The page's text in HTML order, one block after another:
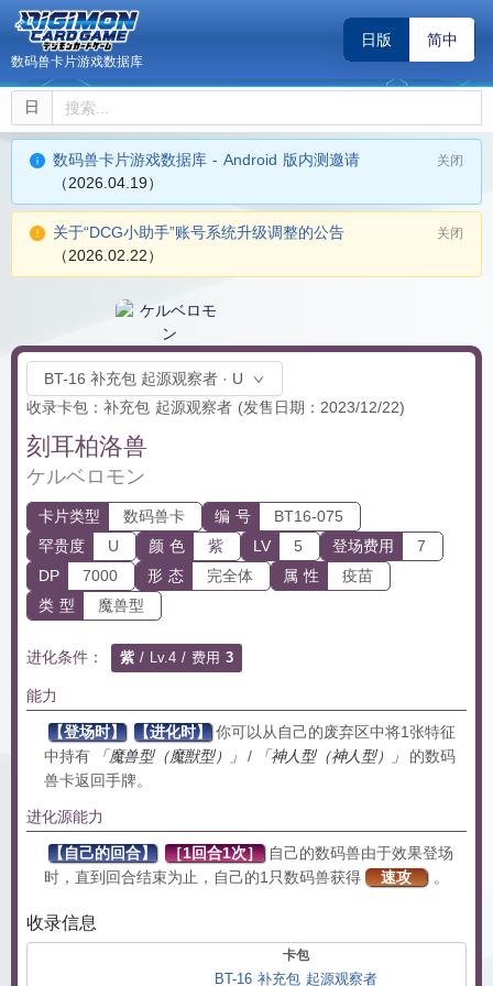
数码兽卡片游戏数据库
日版 简中
日
数码兽卡片游戏数据库 - Android 版内测邀请
（2026.04.19）
关闭
关于“DCG小助手”账号系统升级调整的公告
（2026.02.22）
关闭
收录卡包：补充包 起源观察者 (发售日期：2023/12/22)
BT-16 补充包 起源观察者 · U
刻耳柏洛兽
ケルベロモン
卡片类型 数码兽卡 编 号
BT16-075
罕贵度
U 颜 色 紫 LV 5 登场费用
7
DP
7000 形 态 完全体 属 性
疫苗
类 型
魔兽型
进化条件： 紫 / Lv.4 / 费用 3
能力
【登场时】 【进化时】 你可以从自己的废弃区中将1张特征
中持有
「魔兽型（魔獣型）」 / 「神人型（神人型）」
的数码
兽卡返回手牌。
进化源能力
【自己的回合】 ［1回合1次］ 自己的数码兽由于效果登场
时，直到回合结束为止，自己的1只数码兽获得
速攻 。
收录信息
卡包
BT-16 补充包 起源观察者